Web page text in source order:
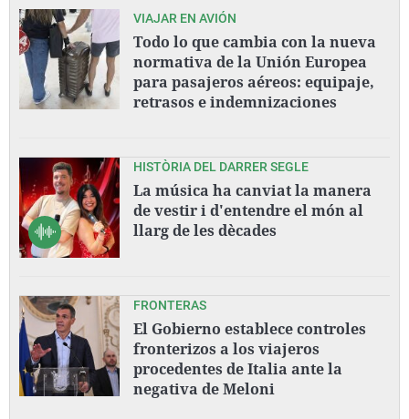
VIAJAR EN AVIÓN
Todo lo que cambia con la nueva
normativa de la Unión Europea
para pasajeros aéreos: equipaje,
retrasos e indemnizaciones
HISTÒRIA DEL DARRER SEGLE
La música ha canviat la manera
de vestir i d'entendre el món al
llarg de les dècades
FRONTERAS
El Gobierno establece controles
fronterizos a los viajeros
procedentes de Italia ante la
negativa de Meloni